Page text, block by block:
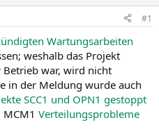
#1
Wartungsarbeiten
weshalb das Projekt
Betrieb war, wird nicht
in der Meldung wurde auch
SCC1 und OPN1 gestoppt
Verteilungsprobleme